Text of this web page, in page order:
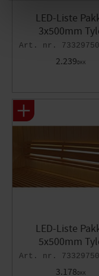
LED-Liste
3x500mm
2.239DKK
LED-Liste
5x500mm
3.178DKK